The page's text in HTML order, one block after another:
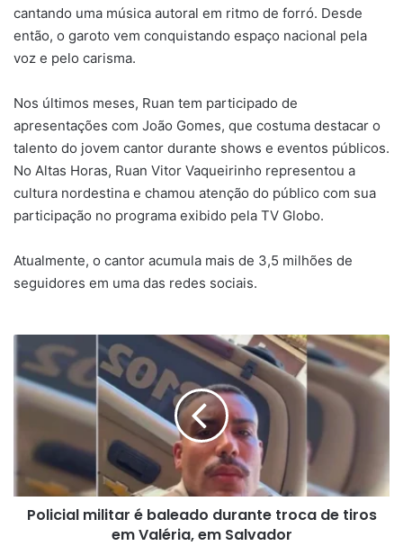
cantando uma música autoral em ritmo de forró. Desde
então, o garoto vem conquistando espaço nacional pela
voz e pelo carisma.
Nos últimos meses, Ruan tem participado de
apresentações com João Gomes, que costuma destacar o
talento do jovem cantor durante shows e eventos públicos.
No Altas Horas, Ruan Vitor Vaqueirinho representou a
cultura nordestina e chamou atenção do público com sua
participação no programa exibido pela TV Globo.
Atualmente, o cantor acumula mais de 3,5 milhões de
seguidores em uma das redes sociais.
Policial
militar
é
baleado
tiros
em
Valéria,
Policial militar é baleado durante troca de tiros
em Valéria, em Salvador